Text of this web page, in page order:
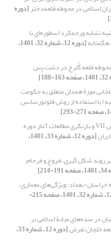
اسلامی در محوطه قلعه‌دختر[دوره
تشابه ورجمکرد اسطوره‌ای با
[دوره 12، شماره 32، 1401،
قلعه گُلرخ در دشت پس
سکۀ ایلخانی موزۀ همدان متعلق به حکومت
با استفاده از روش فلوئورسانس
دوره گودین VII و بازنگریِ مطالعات آغاز دوره
[دوره 12، شماره 33، 1401،
بر روند شکل گیری، فروغ و فرجام
بغداد: ویژگی‌های معماری،
[دوره 12، شماره 32، 1401، صفحه 215-
در سده‌های میانۀ اسلامی بر
خلچان تفرش [دوره 12، شماره 33،